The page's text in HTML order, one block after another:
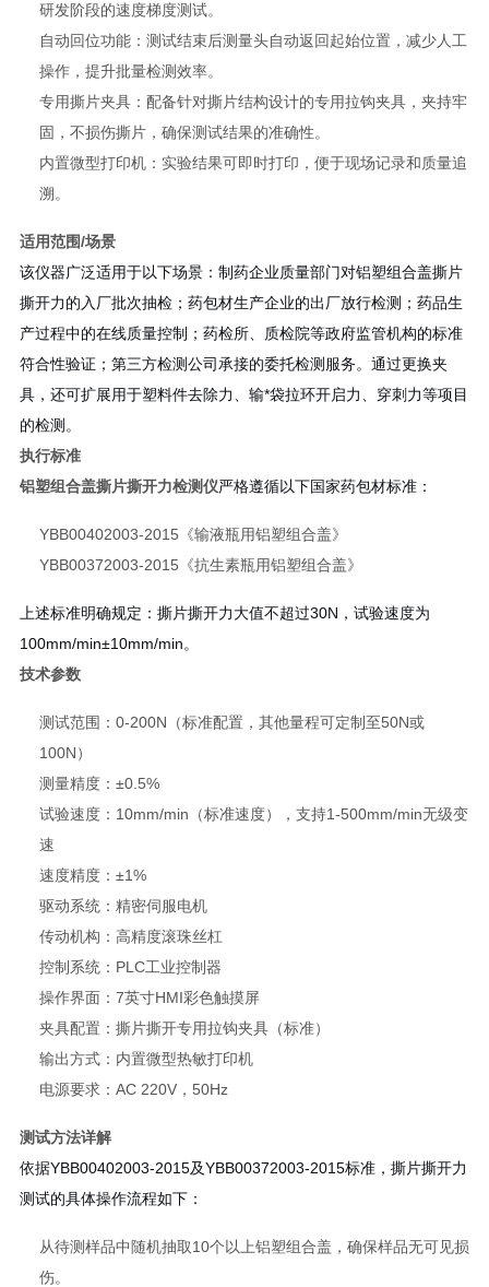
研发阶段的速度梯度测试。
自动回位功能：测试结束后测量头自动返回起始位置，减少人工
操作，提升批量检测效率。
专用撕片夹具：配备针对撕片结构设计的专用拉钩夹具，夹持牢
固，不损伤撕片，确保测试结果的准确性。
内置微型打印机：实验结果可即时打印，便于现场记录和质量追
溯。
适用范围/场景
该仪器广泛适用于以下场景：制药企业质量部门对铝塑组合盖撕片
撕开力的入厂批次抽检；药包材生产企业的出厂放行检测；药品生
产过程中的在线质量控制；药检所、质检院等政府监管机构的标准
符合性验证；第三方检测公司承接的委托检测服务。通过更换夹
具，还可扩展用于塑料件去除力、输*袋拉环开启力、穿刺力等项目
的检测。
执行标准
铝塑组合盖撕片撕开力检测仪严格遵循以下国家药包材标准：
YBB00402003-2015《输液瓶用铝塑组合盖》
YBB00372003-2015《抗生素瓶用铝塑组合盖》
上述标准明确规定：撕片撕开力大值不超过30N，试验速度为
100mm/min±10mm/min。
技术参数
测试范围：0-200N（标准配置，其他量程可定制至50N或
100N）
测量精度：±0.5%
试验速度：10mm/min（标准速度），支持1-500mm/min无级变
速
速度精度：±1%
驱动系统：精密伺服电机
传动机构：高精度滚珠丝杠
控制系统：PLC工业控制器
操作界面：7英寸HMI彩色触摸屏
夹具配置：撕片撕开专用拉钩夹具（标准）
输出方式：内置微型热敏打印机
电源要求：AC 220V，50Hz
测试方法详解
依据YBB00402003-2015及YBB00372003-2015标准，撕片撕开力
测试的具体操作流程如下：
从待测样品中随机抽取10个以上铝塑组合盖，确保样品无可见损
伤。